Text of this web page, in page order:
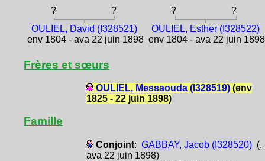
? ? ?
?
OULIEL, David (I328521)
env 1804 - ava 22 juin 1898
OULIEL, Esther (I328522)
env 1804 - ava 22 juin 1898
Frères et sœurs
OULIEL, Messaouda (I328519)(env
1825 - 22 juin 1898)
Famille
Conjoint: GABBAY, Jacob (I328520)(.
ava 22 juin 1898)